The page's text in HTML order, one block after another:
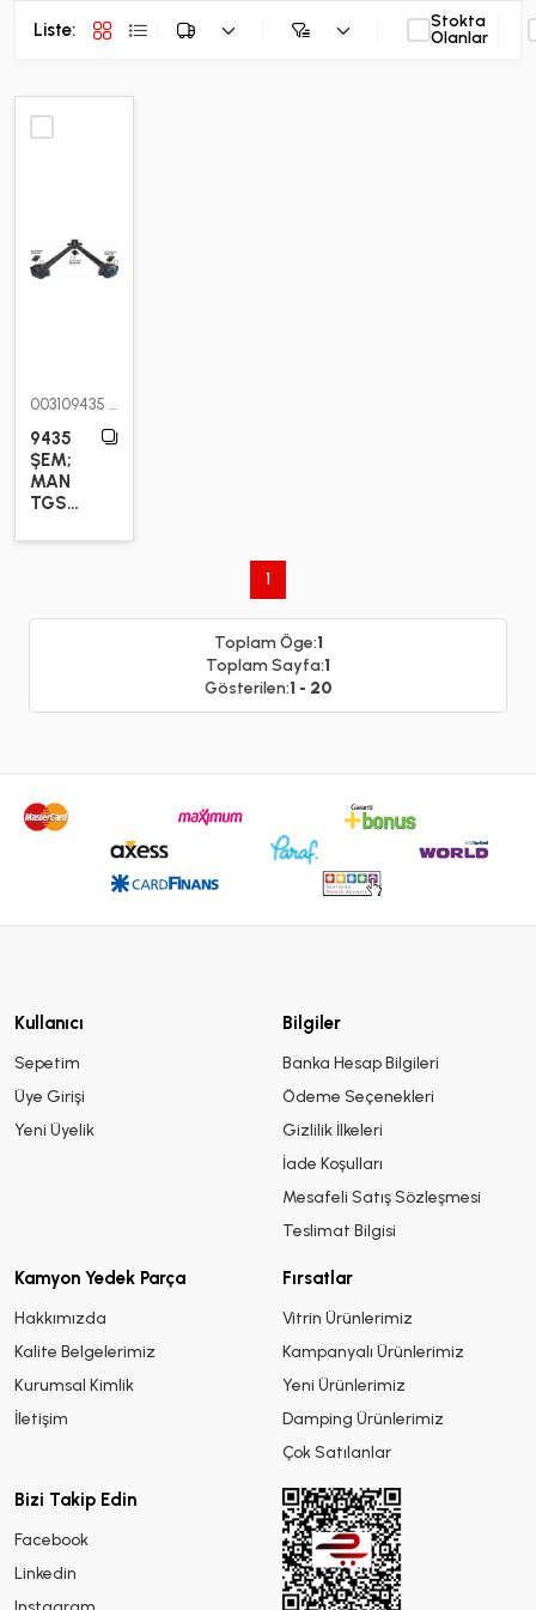
Liste:
Stokta
Olanlar
003109435
9435
ŞEM;
MAN
TGS
41.480 /
1
Toplam Öge:1
Toplam Sayfa:1
Gösterilen:1 - 20
Kullanıcı
Sepetim
Üye Girişi
Yeni Üyelik
Bilgiler
Banka Hesap Bilgileri
Ödeme Seçenekleri
Gizlilik İlkeleri
İade Koşulları
Mesafeli Satış Sözleşmesi
Teslimat Bilgisi
Kamyon Yedek Parça
Hakkımızda
Kalite Belgelerimiz
Kurumsal Kimlik
İletişim
Fırsatlar
Vitrin Ürünlerimiz
Kampanyalı Ürünlerimiz
Yeni Ürünlerimiz
Damping Ürünlerimiz
Çok Satılanlar
Bizi Takip Edin
Facebook
Linkedin